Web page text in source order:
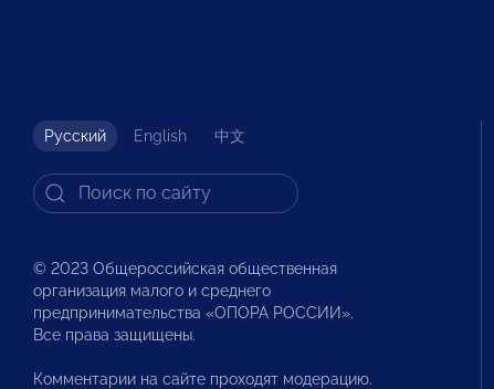
Русский English 中文
© 2023 Общероссийская общественная
организация малого и среднего
предпринимательства «ОПОРА РОССИИ».
Все права защищены.
Комментарии на сайте проходят модерацию.